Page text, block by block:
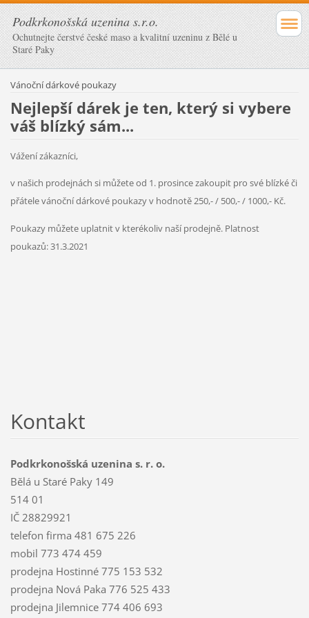
Podkrkonošská uzenina s.r.o.
Ochutnejte čerstvé české maso a kvalitní uzeninu z Bělé u
Staré Paky
Vánoční dárkové poukazy
Nejlepší dárek je ten, který si vybere
váš blízký sám...
Vážení zákazníci,
v našich prodejnách si můžete od 1. prosince zakoupit pro své blízké či
přátele vánoční dárkové poukazy v hodnotě 250,- / 500,- / 1000,- Kč.
Poukazy můžete uplatnit v kterékoliv naší prodejně. Platnost
poukazů: 31.3.2021
Kontakt
Podkrkonošská uzenina s. r. o.
Bělá u Staré Paky 149
514 01
IČ 28829921
telefon firma 481 675 226
mobil 773 474 459
prodejna Hostinné 775 153 532
prodejna Nová Paka 776 525 433
prodejna Jilemnice 774 406 693